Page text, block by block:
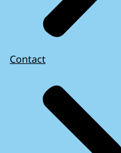
Contact